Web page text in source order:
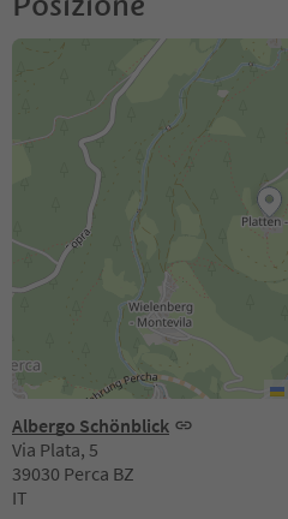
Albergo Schönblick
Via Plata, 5
39030 Perca BZ
IT